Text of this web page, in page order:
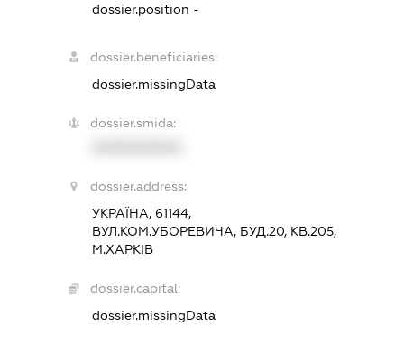
dossier.position -
dossier.beneficiaries:
dossier.missingData
dossier.smida:
dossier.address:
УКРАЇНА, 61144,
ВУЛ.КОМ.УБОРЕВИЧА, БУД.20, КВ.205,
М.ХАРКІВ
dossier.capital:
dossier.missingData